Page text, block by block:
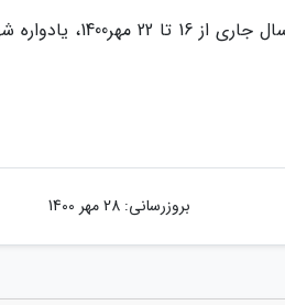
هفته ملی کودک
بروزرسانی: 28 مهر 1400